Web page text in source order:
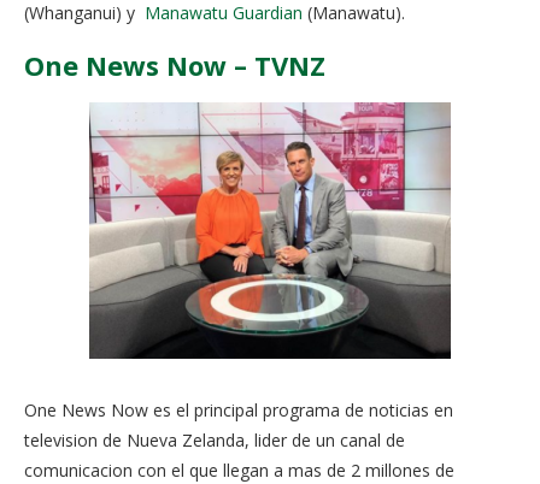
(Whanganui) y Manawatu Guardian (Manawatu).
One News Now – TVNZ
One News Now es el principal programa de noticias en
television de Nueva Zelanda, lider de un canal de
comunicacion con el que llegan a mas de 2 millones de